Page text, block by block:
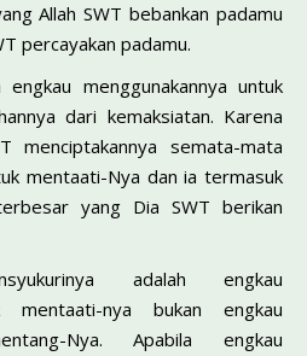
Allah SWT bebankan padamu
percayakan padamu.
menggunakannya untuk
dari kemaksiatan. Karena
menciptakannya semata-mata
mentaati-Nya dan ia termasuk
yang Dia SWT berikan
adalah engkau
mentaati-nya bukan engkau
Nya. Apabila engkau